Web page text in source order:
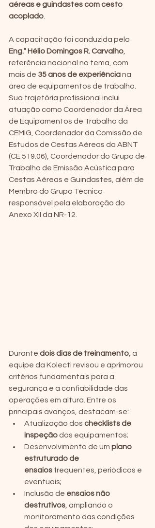
aéreas e guindastes com cesto
acoplado
A capacitação foi conduzida pelo
Eng.º Hélio Domingos R. Carvalho
referência nacional no tema, com
mais de 35 anos de experiência na
área de equipamentos de trabalho.
Sua trajetória profissional inclui
atuação como Coordenador da Área
de Equipamentos de Trabalho da
CEMIG, Coordenador da Comissão de
Estudos de Cestas Aéreas da ABNT
(CE 519.06), Coordenador do Grupo de
Trabalho de Emissão Acústica para
Cestas Aéreas e Guindastes, além de
Membro do Grupo Técnico
responsável pela elaboração do
Anexo XII da NR-12.
Durante dois dias de treinamento , a
equipe da Kolecti revisou e aprimorou
critérios fundamentais para a
segurança e a confiabilidade das
operações em altura. Entre os
principais avanços, destacam-se:
Atualização dos checklists de
inspeção dos equipamentos;
Desenvolvimento de um plano
estruturado de
ensaios frequentes, periódicos e
eventuais;
Inclusão de ensaios não
destrutivos , ampliando o
monitoramento das condições